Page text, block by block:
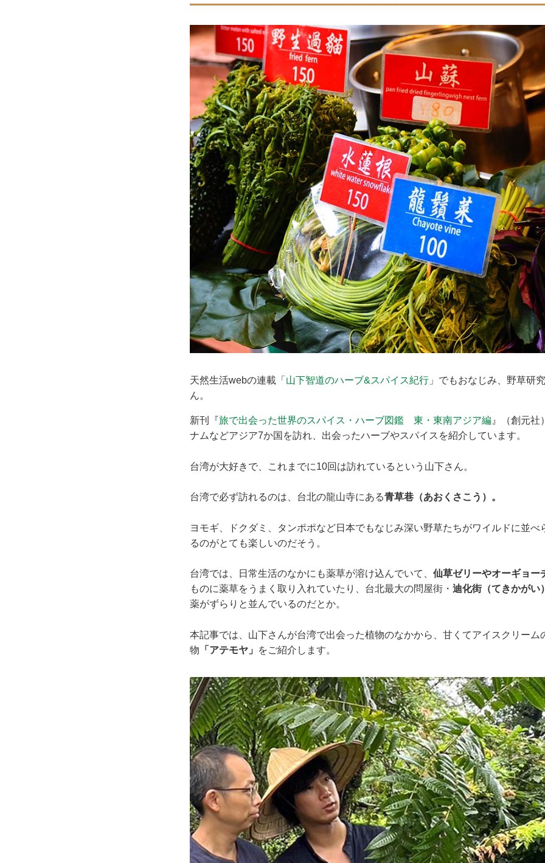
天然生活webの連載「 山下智道のハーブ&スパイス紀行 」でもおなじみ、野草研
ん。
新刊『旅で出会った世界のスパイス・ハーブ図鑑 東・東南アジア編 』（創元社
ナムなどアジア7か国を訪れ、出会ったハーブやスパイスを紹介しています。
台湾が大好きで、これまでに10回は訪れているという山下さん。
台湾で必ず訪れるのは、台北の龍山寺にある青草巷（あおくさこう）。
ヨモギ、ドクダミ、タンポポなど日本でもなじみ深い野草たちがワイルドに並べ
るのがとても楽しいのだそう。
台湾では、日常生活のなかにも薬草が溶け込んでいて、 仙草ゼリーやオーギョー
ものに薬草をうまく取り入れていたり、台北最大の問屋街・ 迪化街（てきかがい
薬がずらりと並んでいるのだとか。
本記事では、山下さんが台湾で出会った植物のなかから、甘くてアイスクリーム
物 「アテモヤ」 をご紹介します。